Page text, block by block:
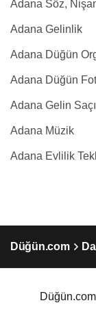
Adana Söz,
Adana Gelinlik
Adana Düğün
Adana Düğün
Adana Gelin
Adana Müzik
Adana Evlilik
Düğün.com